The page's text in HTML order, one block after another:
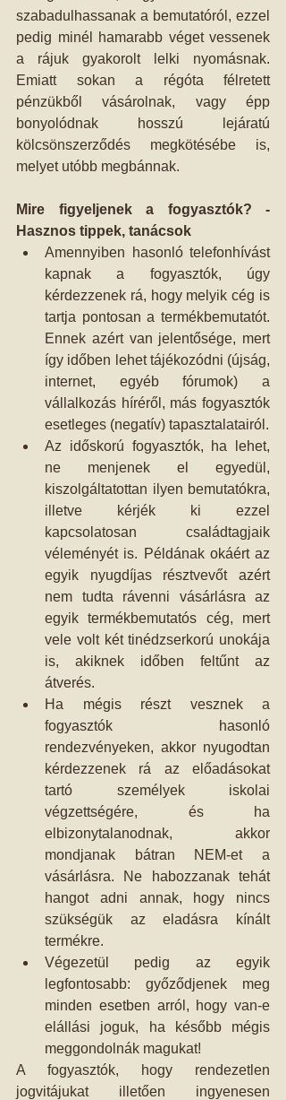
szabadulhassanak a bemutatóról, ezzel
pedig minél hamarabb véget vessenek
a rájuk gyakorolt lelki nyomásnak.
Emiatt sokan a régóta félretett
pénzükből vásárolnak, vagy épp
bonyolódnak hosszú lejáratú
kölcsönszerződés megkötésébe is,
melyet utóbb megbánnak.
Mire figyeljenek a fogyasztók? -
Hasznos tippek, tanácsok
Amennyiben hasonló telefonhívást
kapnak a fogyasztók, úgy
kérdezzenek rá, hogy melyik cég is
tartja pontosan a termékbemutatót.
Ennek azért van jelentősége, mert
így időben lehet tájékozódni (újság,
internet, egyéb fórumok) a
vállalkozás híréről, más fogyasztók
Az időskorú fogyasztók, ha lehet,
ne menjenek el egyedül,
kiszolgáltatottan ilyen bemutatókra,
illetve kérjék ki ezzel
kapcsolatosan családtagjaik
véleményét is. Példának okáért az
egyik nyugdíjas résztvevőt azért
nem tudta rávenni vásárlásra az
egyik termékbemutatós cég, mert
vele volt két tinédzserkorú unokája
is, akiknek időben feltűnt az
átverés.
Ha mégis részt vesznek a
fogyasztók hasonló
rendezvényeken, akkor nyugodtan
kérdezzenek rá az előadásokat
tartó személyek iskolai
végzettségére, és ha
elbizonytalanodnak, akkor
mondjanak bátran NEM-et a
vásárlásra. Ne habozzanak tehát
hangot adni annak, hogy nincs
szükségük az eladásra kínált
termékre.
Végezetül pedig az egyik
legfontosabb: győződjenek meg
minden esetben arról, hogy van-e
elállási joguk, ha később mégis
meggondolnák magukat!
A fogyasztók, hogy rendezetlen
jogvitájukat illetően ingyenesen